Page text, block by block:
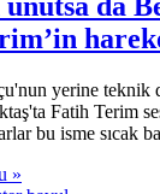
yerine teknik
Fatih Terim
bu isme sıcak
»